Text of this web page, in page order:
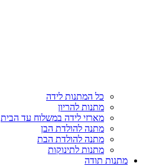
כל המתנות לידה
מתנות להריון
מארזי לידה במשלוח עד הבית
מתנה להולדת הבן
מתנה להולדת הבת
מתנות לתינוקות
מתנות תודה